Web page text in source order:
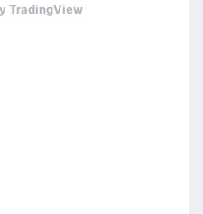
TradingView